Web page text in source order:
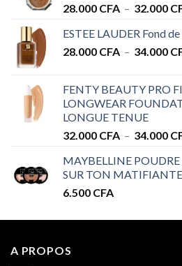
28.000 CFA – 32.000
ESTEE LAUDER Fond
28.000 CFA – 34.000
FENTY BEAUTY PRO
LONGWEAR
LONGUE TENUE
32.000 CFA – 34.000
MAYBELLINE
SUR TON MATIFIANTE
6.500 CFA
A PROPOS